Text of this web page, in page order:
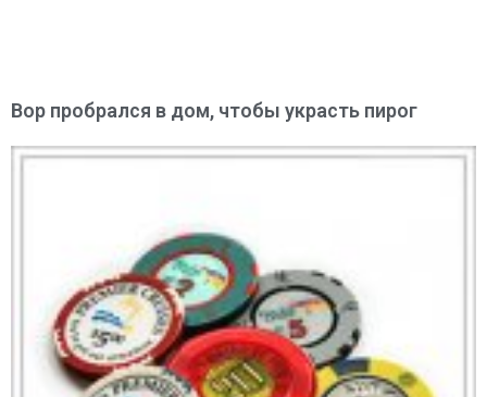
Вор пробрался в дом, чтобы украсть пирог